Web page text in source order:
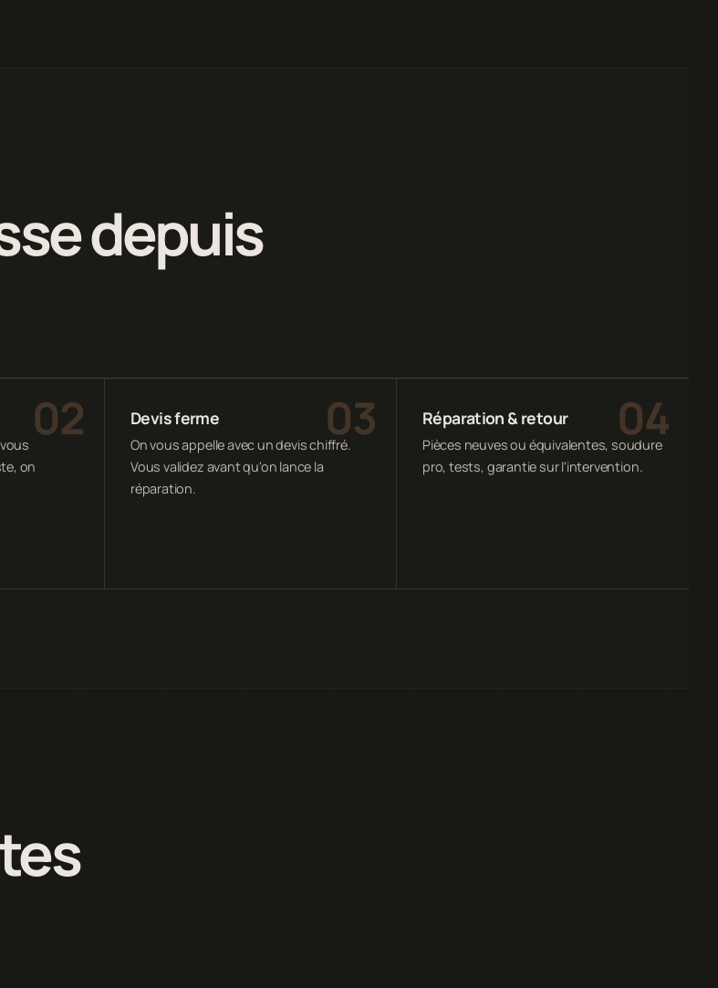
depuis
on
Devis ferme
On vous appelle avec un devis chiffré.
Vous validez avant qu'on lance la
réparation.
Réparation & retour
Pièces neuves ou équivalentes, soudure
pro, tests, garantie sur l'intervention.